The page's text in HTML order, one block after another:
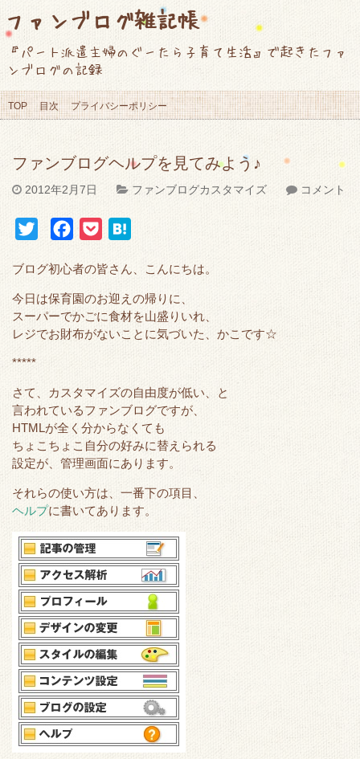
ファンブログ雑記帳
『パート派遣主婦のぐーたら子育て生活』で起きたファ
ンブログの記録
TOP 目次 プライバシーポリシー
ファンブログヘルプを見てみよう♪
2012年2月7日 ファンブログカスタマイズ コメント
i
t
t
e
c
e
b
o
k
c
k
e
t
t
e
n
a
ブログ初心者の皆さん、こんにちは。
今日は保育園のお迎えの帰りに、
スーパーでかごに食材を山盛りいれ、
レジでお財布がないことに気づいた、かこです☆
*****
さて、カスタマイズの自由度が低い、と
言われているファンブログですが、
HTMLが全く分からなくても
ちょこちょこ自分の好みに替えられる
設定が、管理画面にあります。
それらの使い方は、一番下の項目、
ヘルプに書いてあります。